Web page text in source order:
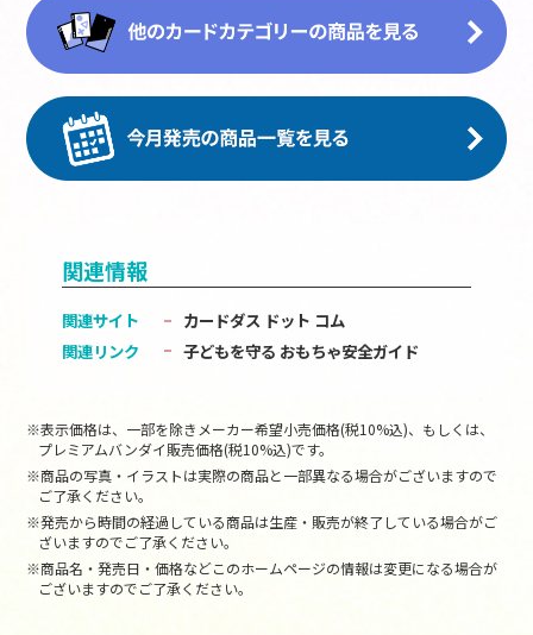
関連情報
関連サイト
カードダス ドット コム
関連リンク
子どもを守る おもちゃ安全ガイド
※表示価格は、一部を除きメーカー希望小売価格(税10%込)、もしくは、
プレミアムバンダイ販売価格(税10%込)です。
※商品の写真・イラストは実際の商品と一部異なる場合がございますので
ご了承ください。
※発売から時間の経過している商品は生産・販売が終了している場合がご
ざいますのでご了承ください。
※商品名・発売日・価格などこのホームページの情報は変更になる場合が
ございますのでご了承ください。